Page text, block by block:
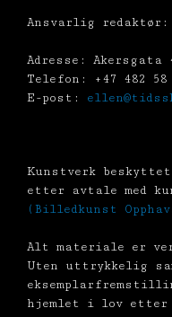
Ansvarlig redaktør:
Adresse: Akersgata
Telefon: +47 482 58
E-post:
Kunstverk
etter avtale med
(Billedkunst
Alt materiale er
Uten uttrykkelig
hjemlet i lov etter